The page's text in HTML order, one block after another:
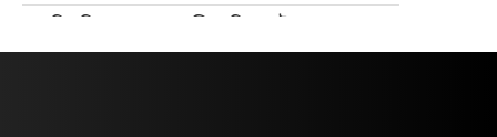
নিবন্ধিত প্যাডেলচালিত রিকশাই পাবে
পরিবেশবান্ধব ই-রিকশার লাইসেন্স